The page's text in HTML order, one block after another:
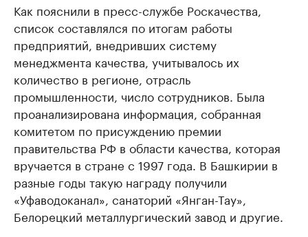
Как пояснили в пресс-службе Роскачества,
список составлялся по итогам работы
предприятий, внедривших систему
менеджмента качества, учитывалось их
количество в регионе, отрасль
промышленности, число сотрудников. Была
проанализирована информация, собранная
комитетом по присуждению премии
правительства РФ в области качества, которая
вручается в стране с 1997 года. В Башкирии в
разные годы такую награду получили
«Уфаводоканал», санаторий «Янган-Тау»,
Белорецкий металлургический завод и другие.